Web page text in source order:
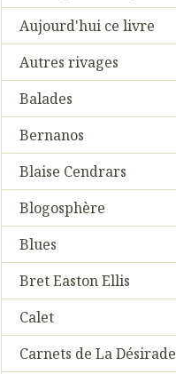
Aujourd'hui ce livre
Autres rivages
Balades
Bernanos
Blaise Cendrars
Blogosphère
Blues
Bret Easton Ellis
Calet
Carnets de La Désirade